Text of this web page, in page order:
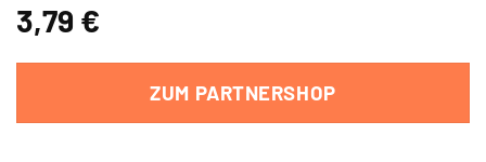
3,79 €
ZUM PARTNERSHOP